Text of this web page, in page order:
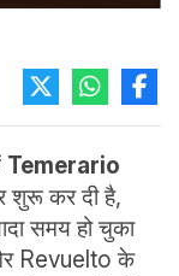
Temerario
शुरू कर दी है,
समय हो चुका
Revuelto के